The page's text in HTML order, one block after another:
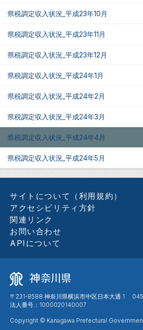
県税調定収入状況_平成23年10月
県税調定収入状況_平成23年11月
県税調定収入状況_平成23年12月
県税調定収入状況_平成24年1月
県税調定収入状況_平成24年2月
県税調定収入状況_平成24年3月
県税調定収入状況_平成24年4月
県税調定収入状況_平成24年5月
サイトについて（利用規約）
アクセシビリティ方針
関連リンク
お問い合わせ
APIについて
〒231-8588 神奈川県横浜市中区日本大通 1 045-
法人番号：1000020140007
Copyright © Kanagawa Prefectural